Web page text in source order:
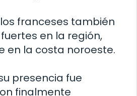
los franceses también
en la región,
en la costa noroeste.
presencia fue
finalmente